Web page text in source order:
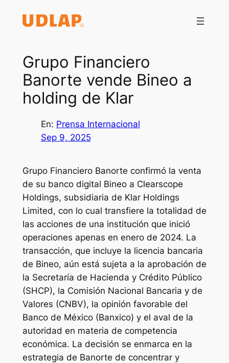
Grupo Financiero
Banorte vende Bineo a
holding de Klar
En: Prensa Internacional
Sep 9, 2025
Grupo Financiero Banorte confirmó la venta
de su banco digital Bineo a Clearscope
Holdings, subsidiaria de Klar Holdings
Limited, con lo cual transfiere la totalidad de
las acciones de una institución que inició
operaciones apenas en enero de 2024. La
transacción, que incluye la licencia bancaria
de Bineo, aún está sujeta a la aprobación de
la Secretaría de Hacienda y Crédito Público
(SHCP), la Comisión Nacional Bancaria y de
Valores (CNBV), la opinión favorable del
Banco de México (Banxico) y el aval de la
autoridad en materia de competencia
económica. La decisión se enmarca en la
estrategia de Banorte de concentrar y